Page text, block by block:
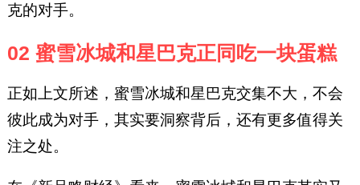
克的对手。
02 蜜雪冰城和星巴克正同吃一块蛋糕
正如上文所述，蜜雪冰城和星巴克交集不大，不会
彼此成为对手，其实要洞察背后，还有更多值得关
注之处。